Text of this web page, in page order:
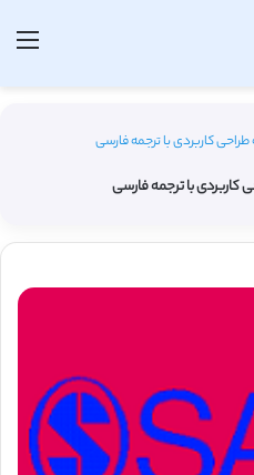
طراحی کاربردی با ترجمه فارسی
کاربردی با ترجمه فارسی